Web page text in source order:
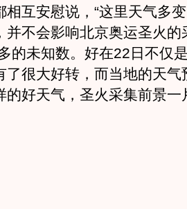
相互安慰说，“这里天气多
不会影响北京奥运圣火的
的未知数。好在22日不仅
了很大好转，而当地的天气
的好天气，圣火采集前景一